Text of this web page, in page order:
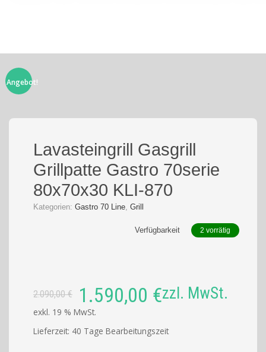
Angebot!
Lavasteingrill Gasgrill
Grillpatte Gastro 70serie
80x70x30 KLI-870
Kategorien: Gastro 70 Line Grill
Verfügbarkeit 2 vorrätig
2.090,00€
Ursprünglicher
Preis
war:
1.590,00 €
Aktueller
Preis
ist:
zzl. MwSt.
exkl. 19 % MwSt.
Lieferzeit: 40 Tage Bearbeitungszeit